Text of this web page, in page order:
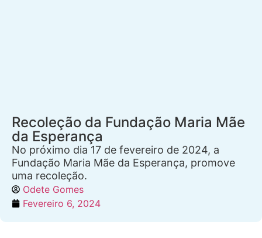
Recoleção da Fundação Maria Mãe
da Esperança
No próximo dia 17 de fevereiro de 2024, a
Fundação Maria Mãe da Esperança, promove
uma recoleção.
Odete Gomes
Fevereiro 6, 2024